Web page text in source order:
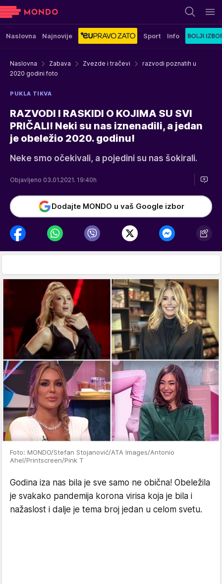
Naslovna Najnovije Sport Info
Naslovna Zabava Zvezde i tračevi
razvodi poznatih u
2020 godini foto
PUKLA TIKVA
RAZVODI I RASKIDI O KOJIMA SU SVI
PRIČALI! Neki su nas iznenadili, a jedan
je obeležio 2020. godinu!
Neke smo očekivali, a pojedini su nas šokirali.
Objavljeno 03.01.2021. 19:40h
Dodajte MONDO u vaš Google izbor
Foto: MONDO/Stefan Stojanović/ATA Images/Antonio
Ahel/Printscreen/Pink T
Godina iza nas bila je sve samo ne obična! Obeležila
je svakako pandemija korona virisa koja je bila i
nažaslost i dalje je tema broj jedan u celom svetu.